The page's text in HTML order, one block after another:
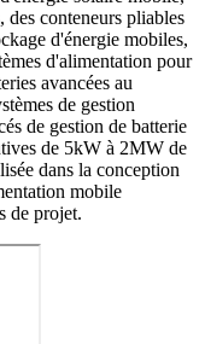
des conteneurs pliables
d'énergie mobiles,
d'alimentation pour
avancées au
de gestion
de gestion de batterie
de 5kW à 2MW de
dans la conception
mobile
de projet.